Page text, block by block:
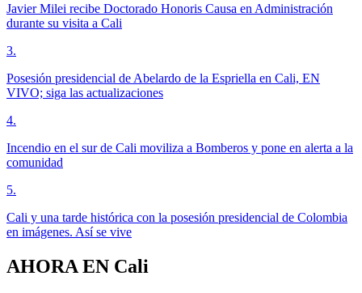
Javier Milei recibe Doctorado Honoris Causa en Administración
durante su visita a Cali
3.
Posesión presidencial de Abelardo de la Espriella en Cali, EN
VIVO; siga las actualizaciones
4.
Incendio en el sur de Cali moviliza a Bomberos y pone en alerta a la
comunidad
5.
Cali y una tarde histórica con la posesión presidencial de Colombia
en imágenes. Así se vive
AHORA EN Cali